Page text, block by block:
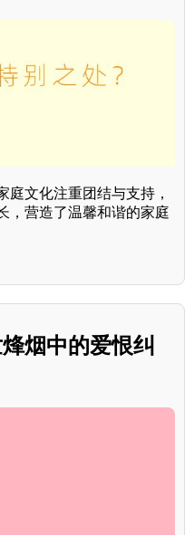
庭文化注重团结与支持，
，营造了温馨和谐的家庭
烟中的爱恨纠